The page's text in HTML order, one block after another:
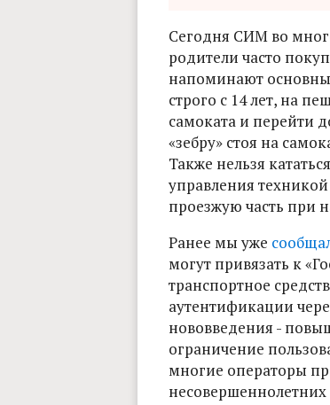
Сегодня СИМ во
родители часто
напоминают
строго с 14 лет, на
самоката и перейти
«зебру» стоя на
Также нельзя
управления
проезжую часть при
Ранее мы уже
могут привязать к
транспортное
аутентификации
нововведения -
ограничение
многие операторы